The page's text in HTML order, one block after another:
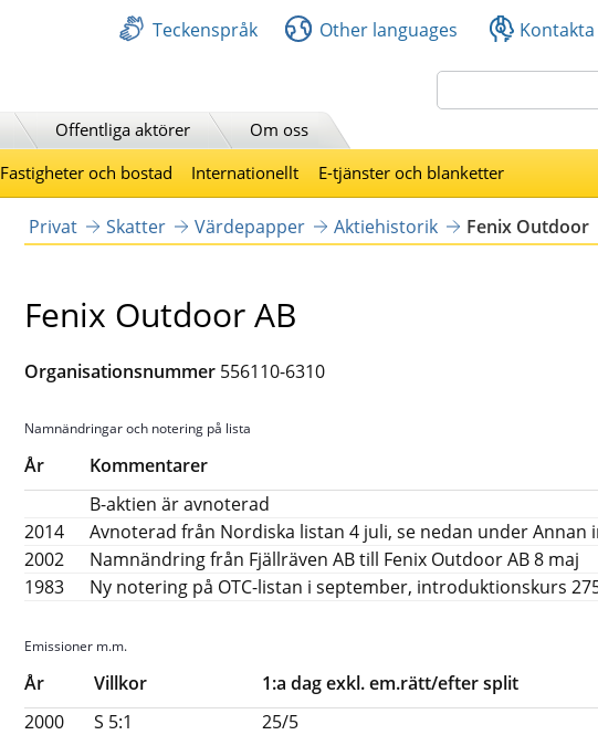
Teckenspråk Other languages Kontakta
Offentliga aktörer
Om oss
Fastigheter och bostad Internationellt E-tjänster och blanketter
Privat Skatter Värdepapper Aktiehistorik Fenix Outdoor
Fenix Outdoor AB
Organisationsnummer 556110-6310
Namnändringar och notering på lista
År
Kommentarer
B-aktien är avnoterad
2014
Avnoterad från Nordiska listan 4 juli, se nedan under Annan
2002
Namnändring från Fjällräven AB till Fenix Outdoor AB 8 maj
1983
Ny notering på OTC-listan i september, introduktionskurs
Emissioner m.m.
År Villkor
1:a dag exkl. em.rätt/efter split
2000
S 5:1
25/5